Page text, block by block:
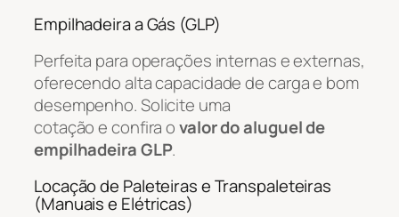
Empilhadeira a Gás (GLP)
Perfeita para operações internas e externas,
oferecendo alta capacidade de carga e bom
desempenho. Solicite uma
cotação e confira ovalor do aluguel de
empilhadeira GLP.
Locação de Paleteiras e Transpaleteiras
(Manuais e Elétricas)